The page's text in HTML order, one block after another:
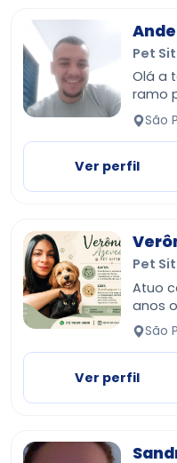
Pet
Olá a
ramo
ótimo
me
poder
São
Ver perfil
Pet
Atuo
anos
bem-
São
Ver perfil